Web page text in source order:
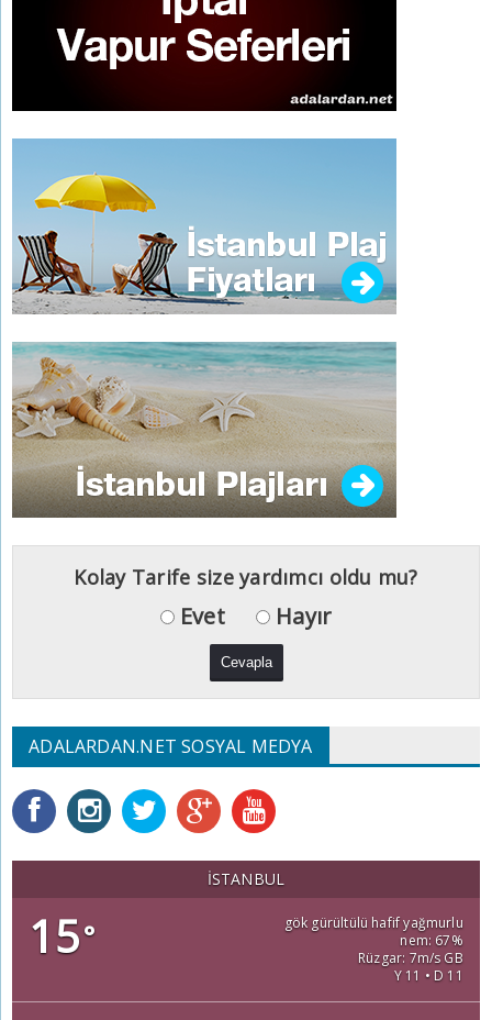
Kolay Tarife size yardımcı oldu mu?
Evet Hayır
ADALARDAN.NET SOSYAL MEDYA
İSTANBUL
15°
gök gürültülü hafif yağmurlu
nem: 67%
Rüzgar: 7m/s GB
Y 11 • D 11